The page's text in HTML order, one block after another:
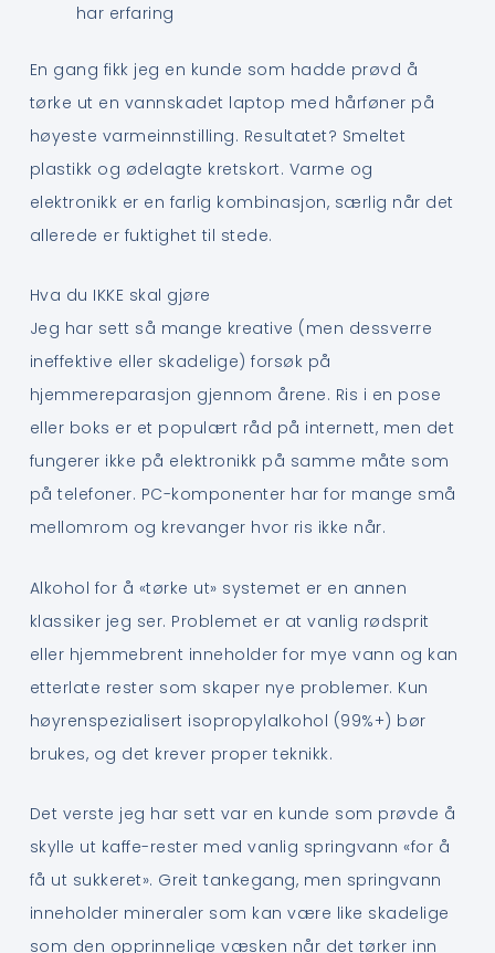
har erfaring
En gang fikk jeg en kunde som hadde prøvd å
tørke ut en vannskadet laptop med hårføner på
høyeste varmeinnstilling. Resultatet? Smeltet
plastikk og ødelagte kretskort. Varme og
elektronikk er en farlig kombinasjon, særlig når det
allerede er fuktighet til stede.
Hva du IKKE skal gjøre
Jeg har sett så mange kreative (men dessverre
ineffektive eller skadelige) forsøk på
hjemmereparasjon gjennom årene. Ris i en pose
eller boks er et populært råd på internett, men det
fungerer ikke på elektronikk på samme måte som
på telefoner. PC-komponenter har for mange små
mellomrom og krevanger hvor ris ikke når.
Alkohol for å «tørke ut» systemet er en annen
klassiker jeg ser. Problemet er at vanlig rødsprit
eller hjemmebrent inneholder for mye vann og kan
etterlate rester som skaper nye problemer. Kun
høyrenspezialisert isopropylalkohol (99%+) bør
brukes, og det krever proper teknikk.
Det verste jeg har sett var en kunde som prøvde å
skylle ut kaffe-rester med vanlig springvann «for å
få ut sukkeret». Greit tankegang, men springvann
inneholder mineraler som kan være like skadelige
som den opprinnelige væsken når det tørker inn